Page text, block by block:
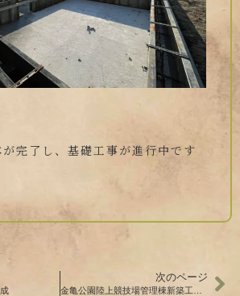
完了し、基礎工事が進行中です
次のページ